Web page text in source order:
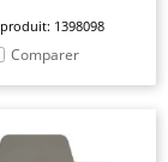
1398098
Comparer